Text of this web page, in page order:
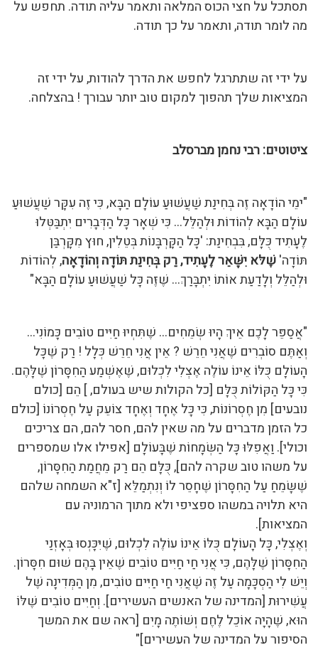
תסתכל על חצי הכוס המלאה ותאמר עליה תודה. תחפש על
מה לומר תודה, ותאמר על כך תודה.
על ידי זה שתתרגל לחפש את הדרך להודות, על ידי זה
המציאות שלך תהפוך למקום טוב יותר עבורך ! בהצלחה.
ציטוטים: רבי נחמן מברסלב
"ימֵי הוֹדָאָה זֶה בְּחִינַת שַׁעֲשׁוּעַ עוֹלָם הַבָּא, כִּי זֶה עִקָּר שַׁעֲשׁוּעַ
עוֹלָם הַבָּא לְהוֹדוֹת וּלְהַלֵּל… כִּי שְׁאָר כָּל הַדְּבָרִים יִתְבַּטְּלוּ
לֶעָתִיד כֻּלָּם, בִּבְחִינַת: 'כָּל הַקָּרְבָּנוֹת בְּטֵלִין, חוּץ מִקָּרְבַּן
תּוֹדָה'שֶׁלּא יִשָּׁאֵר לֶעָתִיד, רַק בְּחִינַת תּוֹדָה וְהוֹדָאָה, לְהוֹדוֹת
וּלְהַלֵּל וְלָדַעַת אוֹתוֹ יִתְבָּרַךְ… שֶׁזֶּה כָּל שַׁעֲשׁוּעַ עוֹלָם הַבָּא"
"אֲסַפֵּר לָכֶם אֵיךְ הָיוּ שְׂמֵחִים… שֶׁתִּחְיוּ חַיִּים טוֹבִים כָּמוֹנִי…
וְאַתֶּם סוֹבְרִים שֶׁאֲנִי חֵרֵשׁ ? אֵין אֲנִי חֵרֵשׁ כְּלָל ! רַק שֶׁכָּל
הָעוֹלָם כֻּלּוֹ אֵינוֹ עוֹלֶה אֶצְלִי לִכְלוּם, שֶׁאֶשְׁמַע הַחִסָּרוֹן שֶׁלָּהֶם.
כִּי כָּל הַקּוֹלוֹת כֻּלָּם [כל הקולות שיש בעולם, ] הֵם [כולם
נובעים] מִן חֶסְרוֹנוֹת, כִּי כָּל אֶחָד וְאֶחָד צוֹעֵק עַל חֶסְרוֹנוֹ [כולם
כל הזמן מדברים על מה שאין להם, חסר להם, הם צריכים
וכולי]. וַאֲפִלּוּ כָּל הַשְּׂמָחוֹת שֶׁבָּעוֹלָם [אפילו אלו שמספרים
על משהו טוב שקרה להם], כֻּלָּם הֵם רַק מֵחֲמַת הַחִסָּרוֹן,
שֶׁשָּׂמֵחַ עַל הַחִסָּרוֹן שֶׁחָסֵר לוֹ וְנִתְמַלֵּא [ז"א השמחה שלהם
היא תלויה במשהו ספציפי ולא מתוך הרמוניה עם
המציאות].
וְאֶצְלִי, כָּל הָעוֹלָם כֻּלּוֹ אֵינוֹ עוֹלֶה לִכְלוּם, שֶׁיִּכָּנְסוּ בְּאָזְנַי
הַחִסָּרוֹן שֶׁלָּהֶם, כִּי אֲנִי חַי חַיִּים טוֹבִים שֶׁאֵין בָּהֶם שׁוּם חִסָּרוֹן.
וְיֵשׁ לִי הַסְכָּמָה עַל זֶה שֶׁאֲנִי חַי חַיִּים טוֹבִים, מִן הַמְּדִינָה שֶׁל
עֲשִׁירוּת [המדינה של האנשים העשירים]. וְחַיִּים טוֹבִים שֶׁלּוֹ
הוּא, שֶׁהָיָה אוֹכֵל לֶחֶם וְשׁוֹתֶה מָיִם [ראה שם את המשך
הסיפור על המדינה של העשירים]"